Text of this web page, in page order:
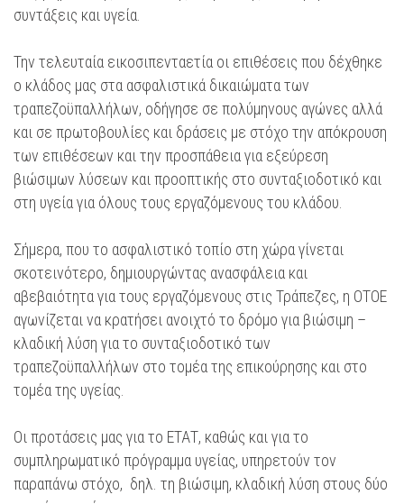
συντάξεις και υγεία.
Την τελευταία εικοσιπενταετία οι επιθέσεις που δέχθηκε
ο κλάδος μας στα ασφαλιστικά δικαιώματα των
τραπεζοϋπαλλήλων, οδήγησε σε πολύμηνους αγώνες αλλά
και σε πρωτοβουλίες και δράσεις με στόχο την απόκρουση
των επιθέσεων και την προσπάθεια για εξεύρεση
βιώσιμων λύσεων και προοπτικής στο συνταξιοδοτικό και
στη υγεία για όλους τους εργαζόμενους του κλάδου.
Σήμερα, που το ασφαλιστικό τοπίο στη χώρα γίνεται
σκοτεινότερο, δημιουργώντας ανασφάλεια και
αβεβαιότητα για τους εργαζόμενους στις Τράπεζες, η ΟΤΟΕ
αγωνίζεται να κρατήσει ανοιχτό το δρόμο για βιώσιμη –
κλαδική λύση για το συνταξιοδοτικό των
τραπεζοϋπαλλήλων στο τομέα της επικούρησης και στο
τομέα της υγείας.
Οι προτάσεις μας για το ΕΤΑΤ, καθώς και για το
συμπληρωματικό πρόγραμμα υγείας, υπηρετούν τον
παραπάνω στόχο, δηλ. τη βιώσιμη, κλαδική λύση στους δύο